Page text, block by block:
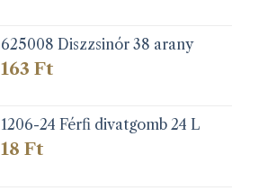
625008 Diszzsinór 38 arany
163 Ft
1206-24 Férfi divatgomb 24 L
18 Ft